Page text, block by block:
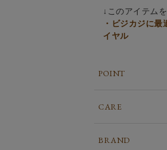
↓このアイテム
・ビジカジに
イヤル
POINT
CARE
BRAND